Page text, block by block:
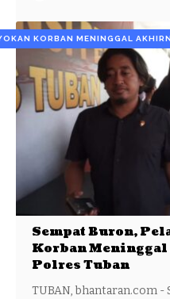
KORBAN MENINGGAL
Sempat Buron,
Korban
Polres Tuban
TUBAN, bhantaran.com -